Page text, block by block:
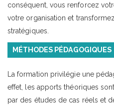
conséquent, vous renforcez
votre organisation et
stratégiques.
MÉTHODES PÉDAGOGIQUES
La formation privilégie une
effet, les apports théoriques
par des études de cas réels et